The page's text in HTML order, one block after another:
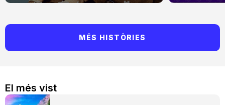
El més vist
MÉS HISTÒRIES